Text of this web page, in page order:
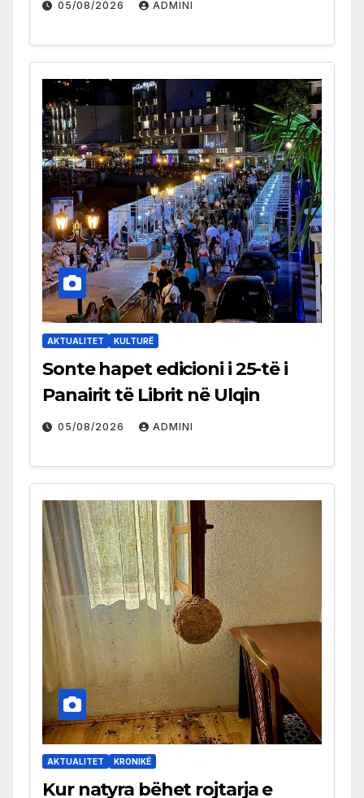
05/08/2026 ADMINI
AKTUALITET KULTURË
Sonte hapet edicioni i 25-të i
Panairit të Librit në Ulqin
05/08/2026 ADMINI
AKTUALITET KRONIKË
Kur natyra bëhet rojtarja e